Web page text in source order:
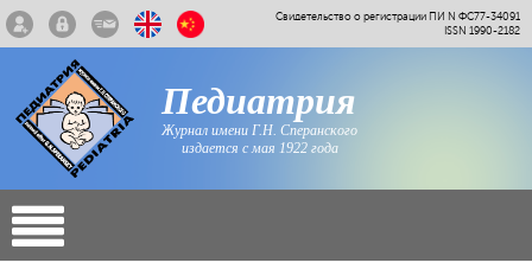
Свидетельство о регистрации ПИ N ФС77-34091
ISSN 1990-2182
Педиатрия
Журнал имени Г.Н. Сперанского
издается с мая 1922 года